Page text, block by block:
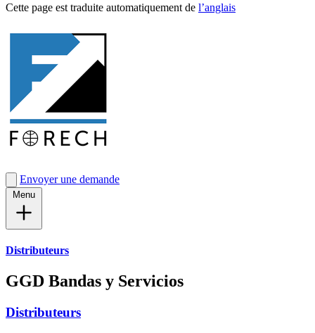
Cette page est traduite automa­tique­ment de l’anglais
Envoyer une demande
Distributeurs
GGD Bandas y Servicios
Distributeurs